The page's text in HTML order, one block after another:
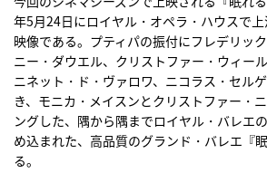
年5月24日にロイヤル・オペラ・ハウスで
映像である。プティパの振付にフレデリッ
ニー・ダウエル、クリストファー・ウィー
ニネット・ド・ヴァロワ、ニコラス・セル
き、モニカ・メイスンとクリストファー・
ングした、隅から隅までロイヤル・バレエ
め込まれた、高品質のグランド・バレエ『
る。